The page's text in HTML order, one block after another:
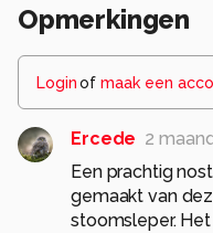
Opmerkingen
Loginof maak een
Ercede 2
Een prachtig
gemaakt van
stoomsleper.